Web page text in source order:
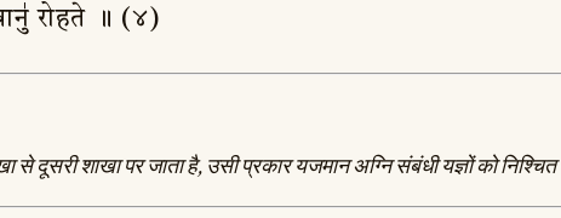
रोहते ॥ (४)
से दूसरी शाखा पर जाता है, उसी प्रकार यजमान अग्नि संबंधी यज्ञों को